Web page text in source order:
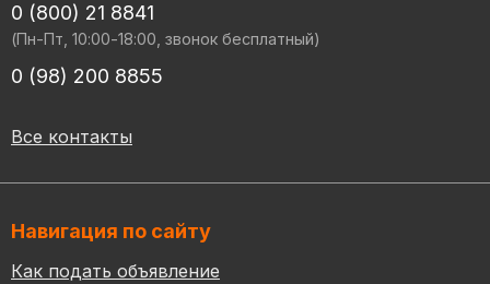
0 (800) 21 8841
(Пн-Пт, 10:00-18:00, звонок бесплатный)
0 (98) 200 8855
Все контакты
Навигация по сайту
Как подать объявление